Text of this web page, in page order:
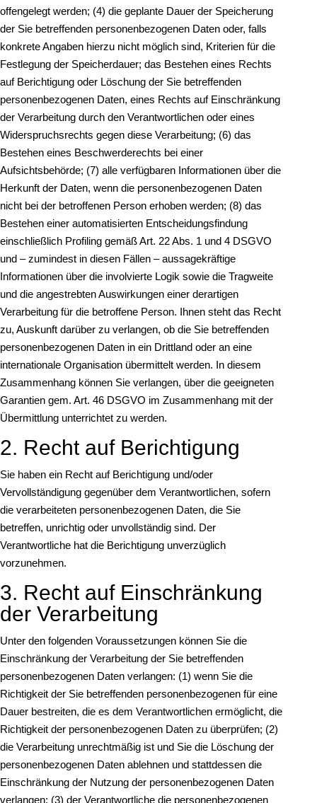
offengelegt werden; (4) die geplante Dauer der Speicherung
der Sie betreffenden personenbezogenen Daten oder, falls
konkrete Angaben hierzu nicht möglich sind, Kriterien für die
Festlegung der Speicherdauer; das Bestehen eines Rechts
auf Berichtigung oder Löschung der Sie betreffenden
personenbezogenen Daten, eines Rechts auf Einschränkung
der Verarbeitung durch den Verantwortlichen oder eines
Widerspruchsrechts gegen diese Verarbeitung; (6) das
Bestehen eines Beschwerderechts bei einer
Aufsichtsbehörde; (7) alle verfügbaren Informationen über die
Herkunft der Daten, wenn die personenbezogenen Daten
nicht bei der betroffenen Person erhoben werden; (8) das
Bestehen einer automatisierten Entscheidungsfindung
einschließlich Profiling gemäß Art. 22 Abs. 1 und 4 DSGVO
und – zumindest in diesen Fällen – aussagekräftige
Informationen über die involvierte Logik sowie die Tragweite
und die angestrebten Auswirkungen einer derartigen
Verarbeitung für die betroffene Person. Ihnen steht das Recht
zu, Auskunft darüber zu verlangen, ob die Sie betreffenden
personenbezogenen Daten in ein Drittland oder an eine
internationale Organisation übermittelt werden. In diesem
Zusammenhang können Sie verlangen, über die geeigneten
Garantien gem. Art. 46 DSGVO im Zusammenhang mit der
Übermittlung unterrichtet zu werden.
2. Recht auf Berichtigung
Sie haben ein Recht auf Berichtigung und/oder
Vervollständigung gegenüber dem Verantwortlichen, sofern
die verarbeiteten personenbezogenen Daten, die Sie
betreffen, unrichtig oder unvollständig sind. Der
Verantwortliche hat die Berichtigung unverzüglich
vorzunehmen.
3. Recht auf Einschränkung
der Verarbeitung
Unter den folgenden Voraussetzungen können Sie die
Einschränkung der Verarbeitung der Sie betreffenden
personenbezogenen Daten verlangen: (1) wenn Sie die
Richtigkeit der Sie betreffenden personenbezogenen für eine
Dauer bestreiten, die es dem Verantwortlichen ermöglicht, die
Richtigkeit der personenbezogenen Daten zu überprüfen; (2)
die Verarbeitung unrechtmäßig ist und Sie die Löschung der
personenbezogenen Daten ablehnen und stattdessen die
Einschränkung der Nutzung der personenbezogenen Daten
verlangen; (3) der Verantwortliche die personenbezogenen